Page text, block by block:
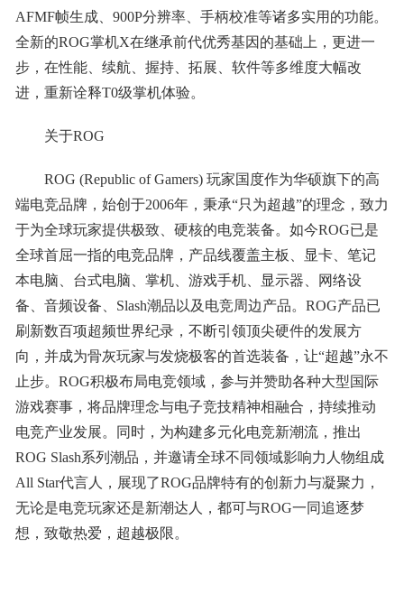
AFMF帧生成、900P分辨率、手柄校准等诸多实用的功能。
全新的ROG掌机X在继承前代优秀基因的基础上，更进一
步，在性能、续航、握持、拓展、软件等多维度大幅改
进，重新诠释T0级掌机体验。
关于ROG
ROG (Republic of Gamers) 玩家国度作为华硕旗下的高
端电竞品牌，始创于2006年，秉承“只为超越”的理念，致力
于为全球玩家提供极致、硬核的电竞装备。如今ROG已是
全球首屈一指的电竞品牌，产品线覆盖主板、显卡、笔记
本电脑、台式电脑、掌机、游戏手机、显示器、网络设
备、音频设备、Slash潮品以及电竞周边产品。ROG产品已
刷新数百项超频世界纪录，不断引领顶尖硬件的发展方
向，并成为骨灰玩家与发烧极客的首选装备，让“超越”永不
止步。ROG积极布局电竞领域，参与并赞助各种大型国际
游戏赛事，将品牌理念与电子竞技精神相融合，持续推动
电竞产业发展。同时，为构建多元化电竞新潮流，推出
ROG Slash系列潮品，并邀请全球不同领域影响力人物组成
All Star代言人，展现了ROG品牌特有的创新力与凝聚力，
无论是电竞玩家还是新潮达人，都可与ROG一同追逐梦
想，致敬热爱，超越极限。